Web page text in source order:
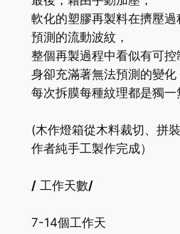
軟化的塑膠再製料在擠壓過
預測的流動波紋，
整個再製過程中看似有可
身卻充滿著無法預測的變化
每次拆膜每種紋理都是獨一
(木作燈箱從木料裁切、拼
作者純手工製作完成）
/工作天數/
7-14個工作天